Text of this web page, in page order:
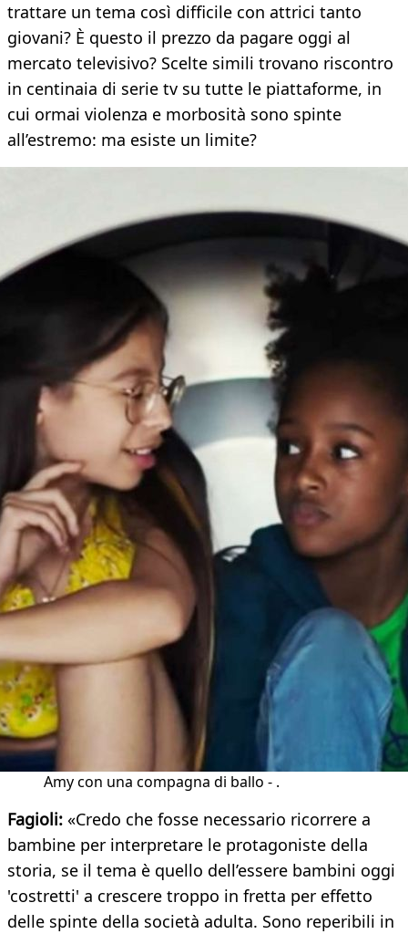
trattare un tema così difficile con attrici tanto
giovani? È questo il prezzo da pagare oggi al
mercato televisivo? Scelte simili trovano riscontro
in centinaia di serie tv su tutte le piattaforme, in
cui ormai violenza e morbosità sono spinte
all’estremo: ma esiste un limite?
Amy con una compagna di ballo - .
Fagioli: «Credo che fosse necessario ricorrere a
bambine per interpretare le protagoniste della
storia, se il tema è quello dell’essere bambini oggi
'costretti' a crescere troppo in fretta per effetto
delle spinte della società adulta. Sono reperibili in